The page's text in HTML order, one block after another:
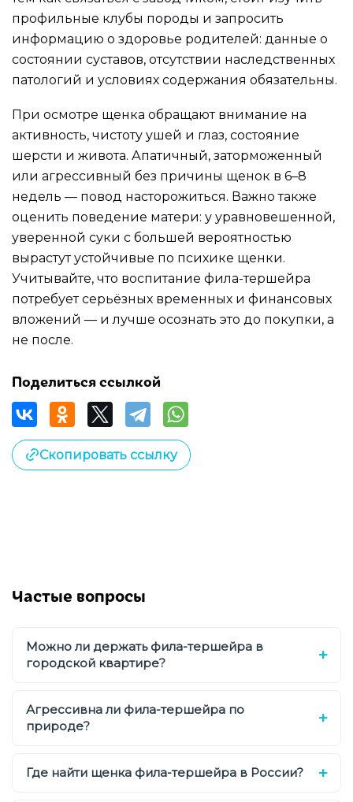
профильные клубы породы и запросить
информацию о здоровье родителей: данные о
состоянии суставов, отсутствии наследственных
патологий и условиях содержания обязательны.
При осмотре щенка обращают внимание на
активность, чистоту ушей и глаз, состояние
шерсти и живота. Апатичный, заторможенный
или агрессивный без причины щенок в 6–8
недель — повод насторожиться. Важно также
оценить поведение матери: у уравновешенной,
уверенной суки с большей вероятностью
вырастут устойчивые по психике щенки.
Учитывайте, что воспитание фила-тершейра
потребует серьёзных временных и финансовых
вложений — и лучше осознать это до покупки, а
не после.
Поделиться ссылкой
Скопировать ссылку
Частые вопросы
Можно ли держать фила-тершейра в
городской квартире?
Агрессивна ли фила-тершейра по
природе?
Где найти щенка фила-тершейра в России?